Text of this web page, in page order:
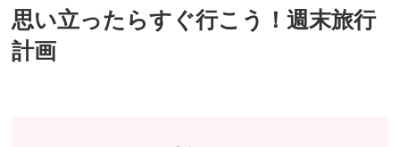
思い立ったらすぐ行こう！週末旅行
計画